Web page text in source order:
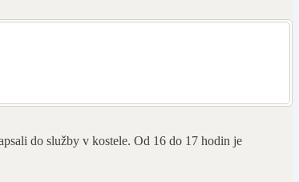
do služby v kostele. Od 16 do 17 hodin je